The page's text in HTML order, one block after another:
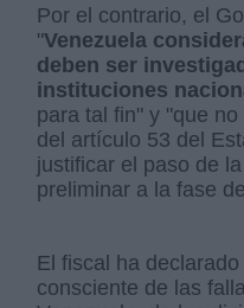
Por el contrario, el
"Venezuela
deben ser
instituciones
para tal fin" y "que
del artículo 53 del
justificar el paso de
preliminar a la fase
El fiscal ha
consciente de las